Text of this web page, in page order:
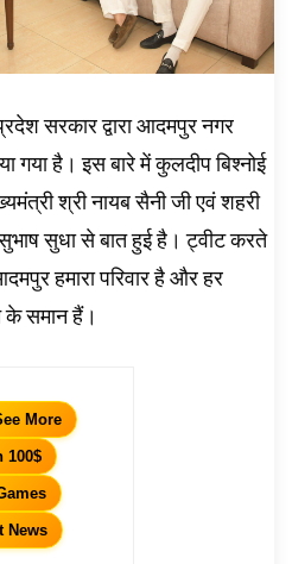
सरकार द्वारा आदमपुर नगर
गया है। इस बारे में कुलदीप बिश्नोई
श्री नायब सैनी जी एवं शहरी
सुधा से बात हुई है। ट्वीट करते
हमारा परिवार है और हर
के समान हैं।
More
100$
News